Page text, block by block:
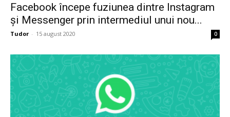
Facebook începe fuziunea dintre Instagram
și Messenger prin intermediul unui nou...
Tudor - 15 august 2020 0